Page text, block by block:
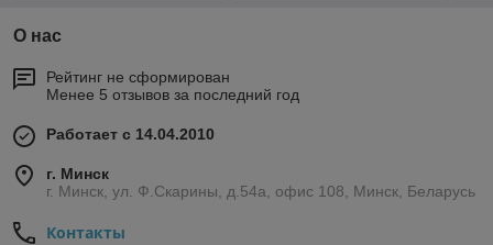
О нас
Рейтинг не сформирован
Менее 5 отзывов за последний год
Работает с 14.04.2010
г. Минск
г. Минск, ул. Ф.Скарины, д.54а, офис 108, Минск, Беларусь
Контакты